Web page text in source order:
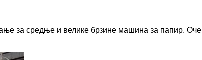
за средње и велике брзине машина за папир.